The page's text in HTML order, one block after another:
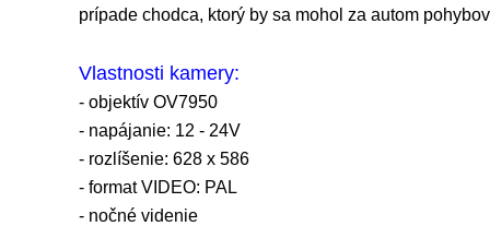
prípade chodca, ktorý by sa mohol za autom
Vlastnosti kamery:
- objektív OV7950
- napájanie: 12 - 24V
- rozlíšenie: 628 x 586
- format VIDEO: PAL
- nočné videnie